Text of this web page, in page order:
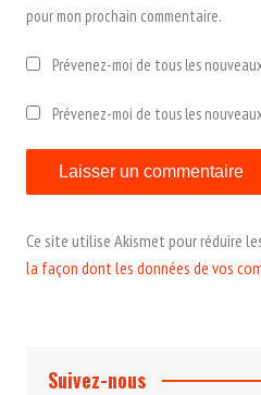
pour mon prochain commentaire.
Prévenez-moi de tous les
Prévenez-moi de tous les
Ce site utilise Akismet pour réduire
la façon dont les données de vos
Suivez-nous